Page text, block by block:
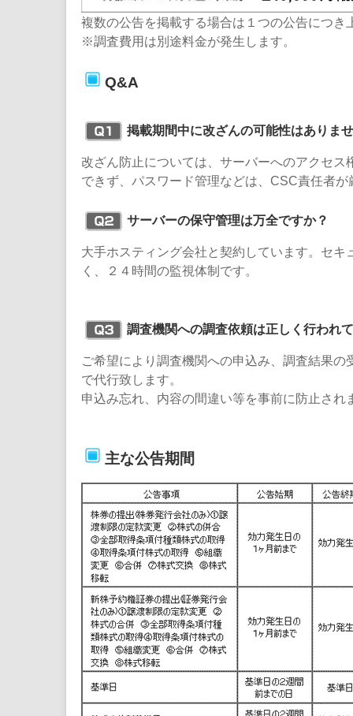
複数の公告を掲載する場合は１つの公告につき
※調査費用は別途料金が発生します。
Q&A
掲載期間中に改ざんの可能性はありま
改ざん防止については、サーバーへのアクセス
できず、パスワード管理などは、CSC責任者
サーバーの保守管理は万全ですか？
大手ホスティング会社と契約しています。セキ
く、２４時間の監視体制です。
調査機関への調査依頼は正しく行われ
ご希望により調査機関への申込み、調査結果の
で代行致します。
申込み忘れ、内容の間違い等を事前に防止され
主な公告期間